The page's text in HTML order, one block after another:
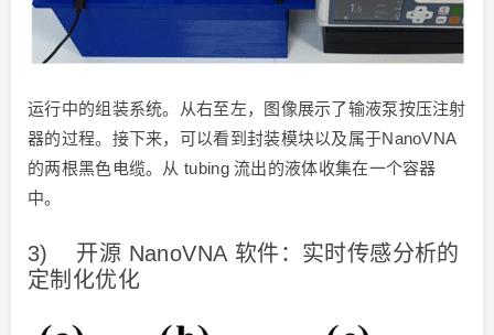
运行中的组装系统。从右至左，图像展示了输液泵按压注射
器的过程。接下来，可以看到封装模块以及属于NanoVNA
的两根黑色电缆。从 tubing 流出的液体收集在一个容器
中。
3) 开源 NanoVNA 软件：实时传感分析的
定制化优化